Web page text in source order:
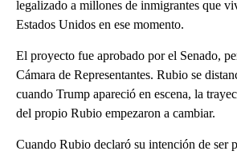
legalizado a millones de inmigrantes que
Estados Unidos en ese momento.
El proyecto fue aprobado por el Senado,
Cámara de Representantes. Rubio se
cuando Trump apareció en escena, la
del propio Rubio empezaron a cambiar.
Cuando Rubio declaró su intención de ser